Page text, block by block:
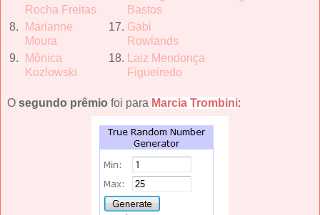
Rocha Freitas
Bastos
8.
Marianne
Moura
17. Gabi
Rowlands
9.
Mônica
Kozlowski
18.
Laiz Mendonça
Figueiredo
O segundo prêmio foi para Marcia Trombini: